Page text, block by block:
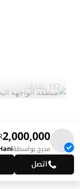
157 عقارات
2,000,000
مدرج بواسطة
اتصل